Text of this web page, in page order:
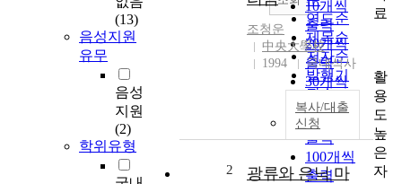
(13)
음성지원
유무
음성
지원
(2)
학위유형
연도순
제목순
저자순
발행기
관순
10개씩
출력
20개씩
출력
30개씩
출력
50개씩
출력
100개씩
출력
조청운
中央大學校
1994
국내석사
복사/대출
신청
2
광류와 은닉 마
료
활
용
도
높
은
자